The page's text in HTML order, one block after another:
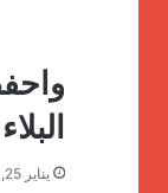
يناير 25, 2026